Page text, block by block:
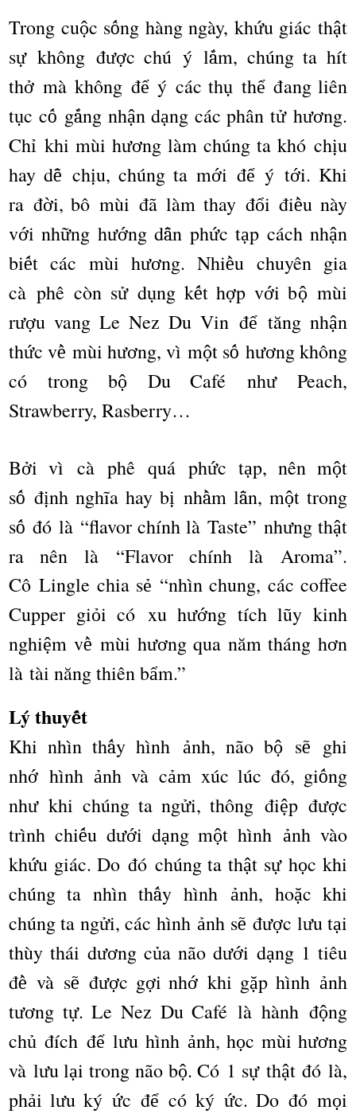
Trong cuộc sống hàng ngày, khứu giác thật
sự không được chú ý lắm, chúng ta hít
thở màkhông đểý các thụ thểđang liên
tục cố gắng nhận dạng các phân tử hương.
Chỉ khi mùi hương làm chúng ta khó chịu
hay dễ chịu, chúng ta mới để ý tới. Khi
ra đời, bômùi đãlàm thay đổi điều này
với những hướng dẫn phức tạp cách nhận
biết các mùi hương. Nhiều chuyên gia
cà phêcòn sử dụng kết hợp với bộ mùi
rượu vang Le Nez Du Vin để tăng nhận
thức về mùi hương, vì một số hương không
cótrong bộ Du Café như
Peach,
Strawberry, Rasberry…
Bởi vì cà phê quáphức tạp, nên một
số định nghĩa hay bị nhầm lẫn, một trong
số đó là “flavor chính là Taste” nhưng thật
ra nên là “Flavor chính làAroma”.
CôLingle chia sẻ “nhìn chung, các coffee
Cupper giỏi có xu hướng tích lũy kinh
nghiệm về mùi hương qua năm tháng hơn
là tài năng thiên bẩm.”
Lý thuyết
Khi nhìn thấy hình ảnh, não bộ sẽ
ghi
nhớ hình ảnh và cảm xúc lúc đó, giống
như khi chúng ta ngửi, thông điệpđược
trình chiếu dưới dạng một hình ảnh vào
khứu giác. Do đó chúng ta thật sự học khi
chúng ta nhìn thấy hình ảnh, hoặc khi
chúng ta ngửi, các hình ảnh sẽ được lưu tại
thùy thái dương của não dưới dạng 1 tiêu
đề và sẽ được gợi nhớ khi gặp hình ảnh
tương tự. Le Nez Du Café làhành động
chủ đích để lưu hình ảnh, học mùi hương
và lưu lại trong não bộ. Có 1 sự thậtđólà,
phải lưu ký ức để cókýức. Do đómọi